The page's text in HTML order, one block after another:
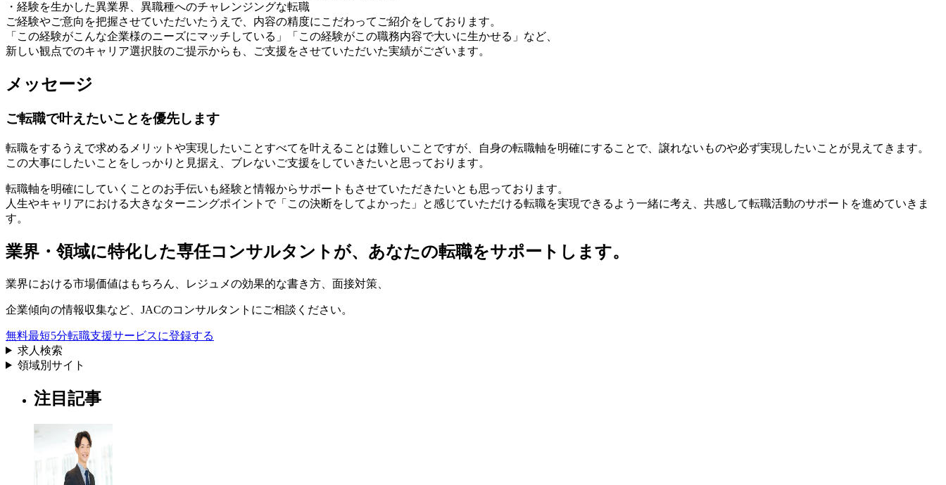
・経験を生かした異業界、異職種へのチャレンジングな転職
ご経験やご意向を把握させていただいたうえで、内容の精度にこだわってご紹介をしております。
「この経験がこんな企業様のニーズにマッチしている」「この経験がこの職務内容で大いに生かせる」など、
新しい観点でのキャリア選択肢のご提示からも、ご支援をさせていただいた実績がございます。
メッセージ
ご転職で叶えたいことを優先します
転職をするうえで求めるメリットや実現したいことすべてを叶えることは難しいことですが、自身の転職軸を明確にすることで、譲れないものや必ず実現したいことが見えてきます。
この大事にしたいことをしっかりと見据え、ブレないご支援をしていきたいと思っております。
転職軸を明確にしていくことのお手伝いも経験と情報からサポートもさせていただきたいとも思っております。
人生やキャリアにおける大きなターニングポイントで「この決断をしてよかった」と感じていただける転職を実現できるよう一緒に考え、共感して転職活動のサポートを進めていきま
す。
業界・領域に特化した専任コンサルタントが、 あなたの転職をサポートします。
業界における市場価値はもちろん、 レジュメの効果的な書き方 面接対策
企業傾向の情報収集など、 JACのコンサルタントにご相談ください。
無料最短5分転職支援サービスに登録する
求人検索
領域別サイト
注目記事